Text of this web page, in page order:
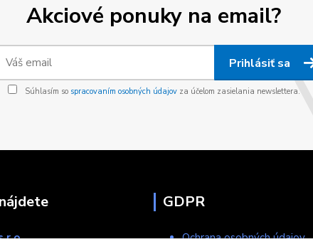
Akciové ponuky na email?
Prihlásiť sa
Súhlasím so spracovaním osobných údajovza účelom zasielania newslettera.
GDPR